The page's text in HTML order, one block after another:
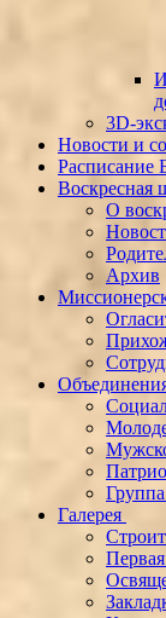
3D-
Новости и
Расписание
Воскресная
О
Архив
Галерея